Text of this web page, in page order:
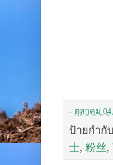
- ตุลาคม
ป้ายกำกั
士, 粉丝,